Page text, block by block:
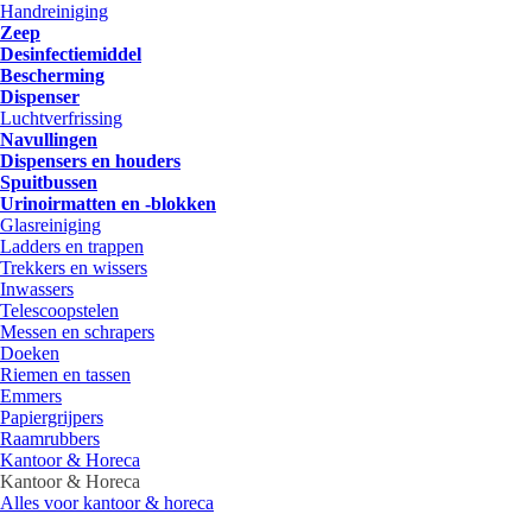
Handreiniging
Zeep
Desinfectiemiddel
Bescherming
Dispenser
Luchtverfrissing
Navullingen
Dispensers en houders
Spuitbussen
Urinoirmatten en -blokken
Glasreiniging
Ladders en trappen
Trekkers en wissers
Inwassers
Telescoopstelen
Messen en schrapers
Doeken
Riemen en tassen
Emmers
Papiergrijpers
Raamrubbers
Kantoor & Horeca
Kantoor & Horeca
Alles voor kantoor & horeca